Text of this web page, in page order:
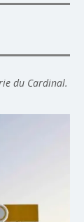
du Cardinal.